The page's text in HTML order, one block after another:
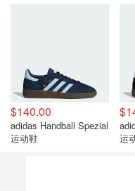
$140.00
adidas Handball Spezial
运动鞋
运